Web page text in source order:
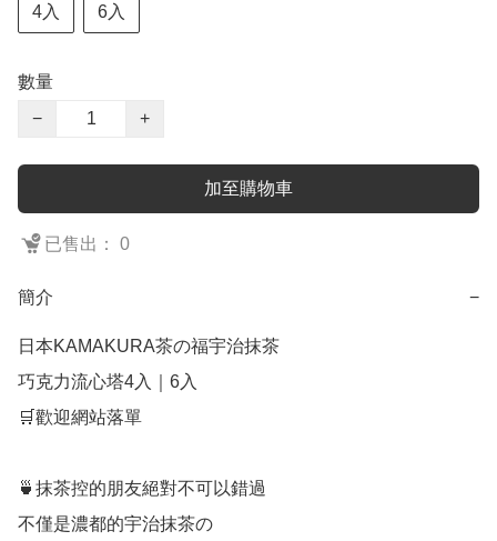
4入 6入
數量
−
+
加至購物車
已售出： 0
簡介 −
日本KAMAKURA茶の福宇治抹茶
巧克力流心塔4入｜6入
🛒歡迎網站落單
🍵抹茶控的朋友絕對不可以錯過
不僅是濃都的宇治抹茶の